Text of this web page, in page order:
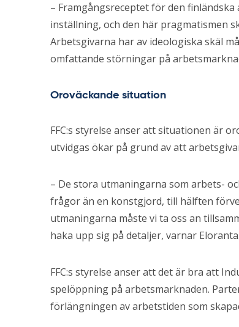
– Framgångsreceptet för den
inställning, och den här pragmatismen
Arbetsgivarna har av ideologiska skäl
omfattande störningar på
Oroväckande situation
FFC:s styrelse anser att situationen är
utvidgas ökar på grund av att
– De stora utmaningarna som arbets-
frågor än en konstgjord, till hälften
utmaningarna måste vi ta oss an
haka upp sig på detaljer, varnar Eloranta.
FFC:s styrelse anser att det är bra att
spelöppning på arbetsmarknaden.
förlängningen av arbetstiden som